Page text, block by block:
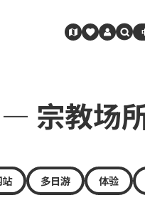
宗教场
多日游 体验